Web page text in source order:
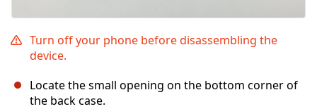
Turn off your phone before disassembling the
device.
Locate the small opening on the bottom corner of
the back case.